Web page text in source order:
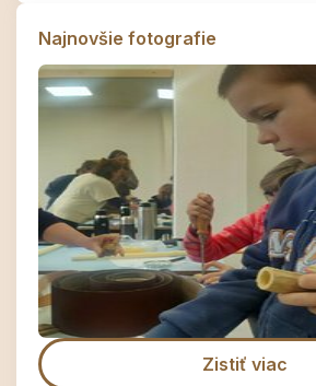
Najnovšie fotografie
Zistiť viac